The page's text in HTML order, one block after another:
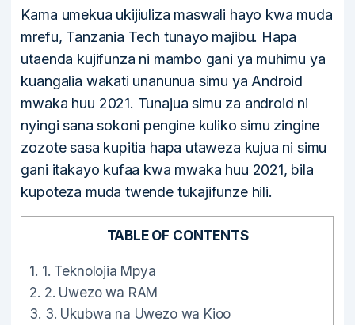
Kama umekua ukijiuliza maswali hayo kwa muda
mrefu, Tanzania Tech tunayo majibu. Hapa
utaenda kujifunza ni mambo gani ya muhimu ya
kuangalia wakati unanunua simu ya Android
mwaka huu 2021. Tunajua simu za android ni
nyingi sana sokoni pengine kuliko simu zingine
zozote sasa kupitia hapa utaweza kujua ni simu
gani itakayo kufaa kwa mwaka huu 2021, bila
kupoteza muda twende tukajifunze hili.
TABLE OF CONTENTS
1. 1. Teknolojia Mpya
2. 2. Uwezo wa RAM
3. 3. Ukubwa na Uwezo wa Kioo